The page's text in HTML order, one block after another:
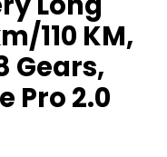
110 KM,
Gears,
Pro 2.0